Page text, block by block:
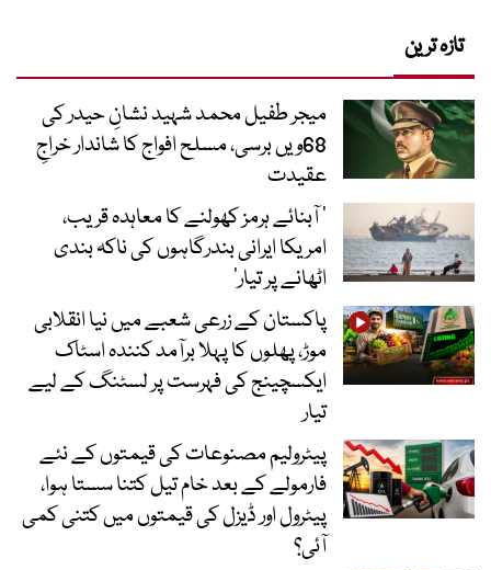
تازہ ترین
میجر طفیل محمد شہید نشانِ حیدر کی
68ویں برسی، مسلح افواج کا شاندار خراجِ
عقیدت
’ آبنائے ہرمز کھولنے کا معاہدہ قریب،
امریکا ایرانی بندرگاہوں کی ناکہ بندی
اٹھانے پر تیار‘
پاکستان کے زرعی شعبے میں نیا انقلابی
موڑ، پھلوں کا پہلا برآمد کنندہ اسٹاک
ایکسچینج کی فہرست پر لسٹنگ کے لیے
تیار
پیٹرولیم مصنوعات کی قیمتوں کے نئے
فارمولے کے بعد خام تیل کتنا سستا ہوا،
پیٹرول اور ڈیزل کی قیمتوں میں کتنی کمی
آئی؟